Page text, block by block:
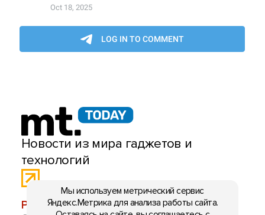
Новости из мира гаджетов и
технологий
РЕКЛАМА:mobiltelefon.ru@gmail.com
Мы используем метрический сервис
Яндекс.Метрика для анализа работы сайта.